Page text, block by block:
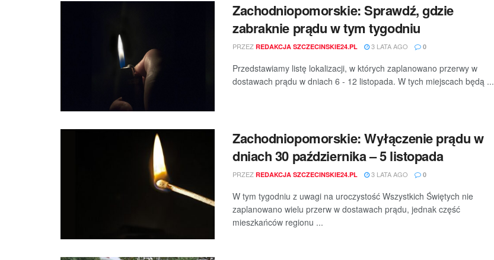
Zachodniopomorskie: Sprawdź, gdzie
zabraknie prądu w tym tygodniu
PRZEZ REDAKCJA SZCZECINSKIE24.PL 3 LATA AGO 0
Przedstawiamy listę lokalizacji, w których zaplanowano przerwy w
dostawach prądu w dniach 6 - 12 listopada. W tych miejscach będą ...
Zachodniopomorskie: Wyłączenie prądu w
dniach 30 października – 5 listopada
PRZEZ REDAKCJA SZCZECINSKIE24.PL 3 LATA AGO 0
W tym tygodniu z uwagi na uroczystość Wszystkich Świętych nie
zaplanowano wielu przerw w dostawach prądu, jednak część
mieszkańców regionu ...